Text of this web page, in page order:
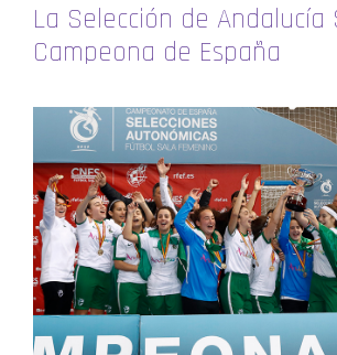
La Selección de Andalucía
Campeona de España